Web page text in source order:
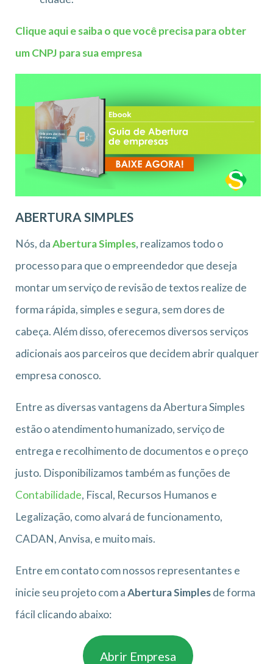
Clique aqui e saiba o que você precisa para obter
um CNPJ para sua empresa
ABERTURA SIMPLES
Nós, daAbertura Simples, realizamos todo o
processo para que o empreendedor que deseja
montar um serviço de revisão de textos realize de
forma rápida, simples e segura, sem dores de
cabeça. Além disso, oferecemos diversos serviços
adicionais aos parceiros que decidem abrir qualquer
empresa conosco.
Entre as diversas vantagens da Abertura Simples
estão o atendimento humanizado, serviço de
entrega e recolhimento de documentos e o preço
justo. Disponibilizamos também as funções de
Contabilidade, Fiscal, Recursos Humanos e
Legalização, como alvará de funcionamento,
CADAN, Anvisa, e muito mais.
Entre em contato com nossos representantes e
inicie seu projeto com aAbertura Simplesde forma
fácil clicando abaixo:
Abrir Empresa